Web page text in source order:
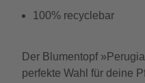
100% recyclebar
Der Blumentopf
perfekte Wahl für deine